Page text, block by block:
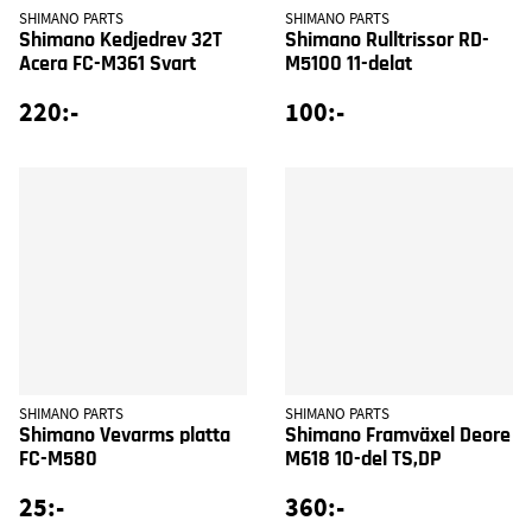
SHIMANO PARTS
Shimano Kedjedrev 32T
Acera FC-M361 Svart
220:-
SHIMANO PARTS
Shimano Rulltrissor RD-
M5100 11-delat
100:-
SHIMANO PARTS
Shimano Vevarms platta
FC-M580
25:-
SHIMANO PARTS
Shimano Framväxel Deore
M618 10-del TS,DP
360:-